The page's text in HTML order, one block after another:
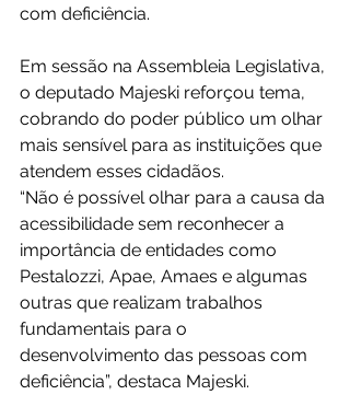
com deficiência.
Em sessão na Assembleia Legislativa,
o deputado Majeski reforçou tema,
cobrando do poder público um olhar
mais sensível para as instituições que
atendem esses cidadãos.
“Não é possível olhar para a causa da
acessibilidade sem reconhecer a
importância de entidades como
Pestalozzi, Apae, Amaes e algumas
outras que realizam trabalhos
fundamentais para o
desenvolvimento das pessoas com
deficiência”, destaca Majeski.